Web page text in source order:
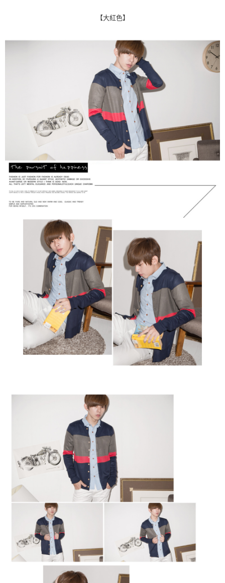
３．安心：先確認商品／服務後，再付款。
１．於結帳方式選擇「AFTEE先享後付」後，將跳轉至「AFTEE先享後付」
結帳頁面，進行簡訊認證並確認金額後，即可完成結帳。
２．訂單成立數日內，您將收到繳費通知簡訊。
３．收到繳費通知簡訊後14天內，點擊此簡訊中的連結，可透過四大超商／
ATM／網路銀行／等多元方式進行付款，方視為交易完成。
※ 請注意：結帳手續完成當下不需立刻繳費，但若您需要取消訂單，請聯絡
購買商品的店家。未經商家同意取消之訂單仍視為有效，需透過AFTEE先享
後付繳納相關費用。
※ 交易是否成功請以「AFTEE先享後付 」之結帳頁面顯示為準，若有關於
是否繳費成功／繳費後需取消欲退款等相關疑問，請聯繫「AFTEE先享後付
客戶支援中心」https://netprotections.freshdesk.com/support/home
【注意事項】
１．透過由恩沛科技股份有限公司提供之「AFTEE先享後付」服務完成之交
易，需依本服務之必要範圍內提供個人資料，並將交易相關給付款項請求債
權轉讓予恩沛科技股份有限公司。
https://aftee.tw/terms/#terms3
３．未成年的使用者請事先徵得法定代理人或監護人之同意方可使用
「AFTEE先享後付」，若未經同意申辦者引起之損失，本公司不負相關責
４．使用「AFTEE先享後付」時，將依據個別帳號之用戶狀況，依本公司即
時審查核予不同之上限額度；若仍有額度不足之情形，本公司將視審查結果
請求用戶進行身份認證。
５．嚴禁一人註冊多個帳號或使用他人資訊註冊。若發現惡意使用之情形，
恩沛科技股份有限公司將有權停止該用戶之使用額度並採取法律行動。
每筆NT$80，滿NT$1,800(含以上)免運費
每筆NT$80，滿NT$1,800(含以上)免運費
每筆NT$80，滿NT$1,800(含以上)免運費
每筆NT$80，滿NT$1,800(含以上)免運費
宅配
每筆NT$120，滿NT$3,000(含以上)免運費
【大紅色】